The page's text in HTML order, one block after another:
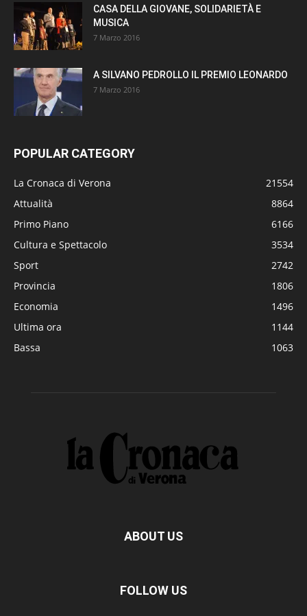
CASA DELLA GIOVANE, SOLIDARIETÀ E
MUSICA
7 Marzo 2016
A SILVANO PEDROLLO IL PREMIO LEONARDO
7 Marzo 2016
POPULAR CATEGORY
La Cronaca di Verona
21554
Attualità
8864
Primo Piano
6166
Cultura e Spettacolo
3534
Sport
2742
Provincia
1806
Economia
1496
Ultima ora
1144
Bassa
1063
ABOUT US
FOLLOW US